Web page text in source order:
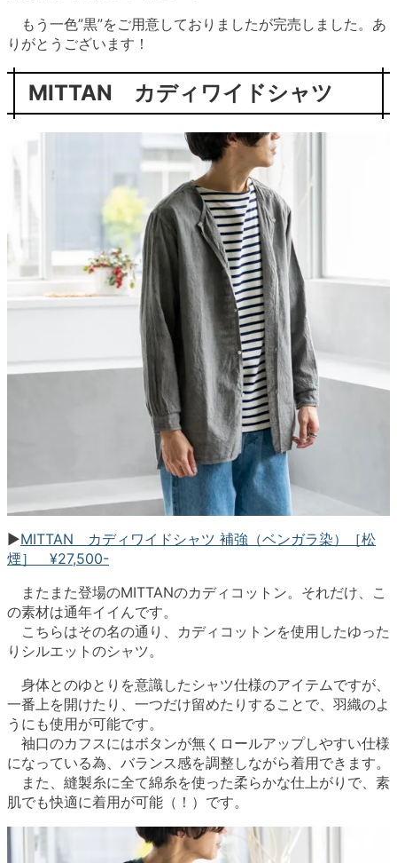
もう一色”黒”をご用意しておりましたが完売しました。あ
りがとうございます！
MITTAN カディワイドシャツ
▶︎MITTAN カディワイドシャツ 補強（ベンガラ染）［松
煙］ ¥27,500-
またまた登場のMITTANのカディコットン。それだけ、こ
の素材は通年イイんです。
こちらはその名の通り、カディコットンを使用したゆった
りシルエットのシャツ。
身体とのゆとりを意識したシャツ仕様のアイテムですが、
一番上を開けたり、一つだけ留めたりすることで、羽織のよ
うにも使用が可能です。
袖口のカフスにはボタンが無くロールアップしやすい仕様
になっている為、バランス感を調整しながら着用できます。
また、縫製糸に全て綿糸を使った柔らかな仕上がりで、素
肌でも快適に着用が可能（！）です。